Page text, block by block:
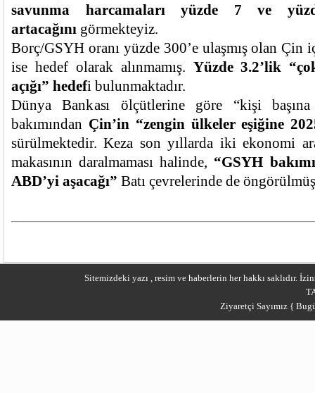
savunma harcamaları yüzde 7 ve
artacağını görmekteyiz.
Borç/GSYH oranı yüzde 300’e ulaşmış olan Çin
ise hedef olarak alınmamış. Yüzde 3.2’lik
açığı” hedefi bulunmaktadır.
Dünya Bankası ölçütlerine göre “kişi
bakımından Çin’in “zengin ülkeler eşiğine
sürülmektedir. Keza son yıllarda iki ekonomi
makasının daralmaması halinde, “GSYH
ABD’yi aşacağı” Batı çevrelerinde de
Sitemizdeki yazı , resim ve haberlerin her hakkı saklıdır.
Ziyaretçi Sayımız {